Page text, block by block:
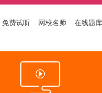
免费试听 网校名师 在线题库